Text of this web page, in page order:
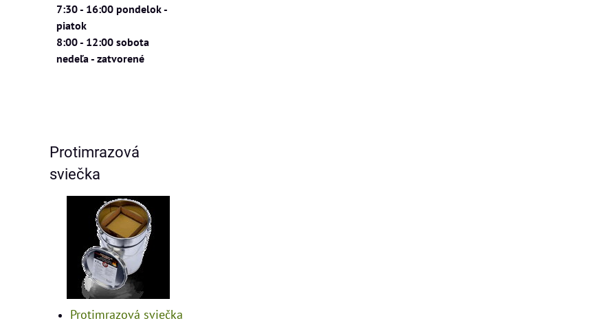
7:30 - 16:00 pondelok -
piatok
8:00 - 12:00 sobota
nedeľa - zatvorené
Protimrazová
sviečka
Protimrazová sviečka